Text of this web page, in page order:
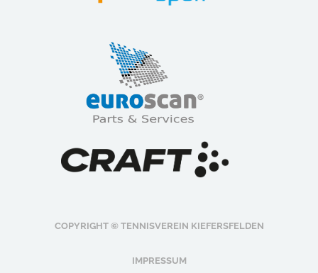
COPYRIGHT © TENNISVEREIN KIEFERSFELDEN
IMPRESSUM